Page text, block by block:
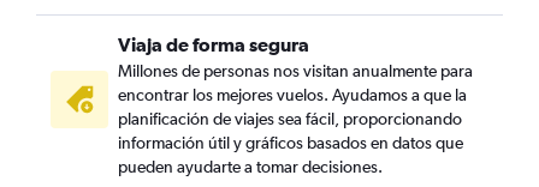
Viaja de forma segura
Millones de personas nos visitan anualmente para
encontrar los mejores vuelos. Ayudamos a que la
planificación de viajes sea fácil, proporcionando
información útil y gráficos basados en datos que
pueden ayudarte a tomar decisiones.